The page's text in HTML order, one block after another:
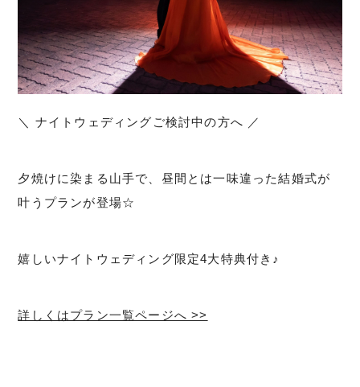
＼ ナイトウェディングご検討中の方へ ／
夕焼けに染まる山手で、昼間とは一味違った結婚式が
叶うプランが登場☆
嬉しいナイトウェディング限定4大特典付き♪
詳しくはプラン一覧ページへ >>